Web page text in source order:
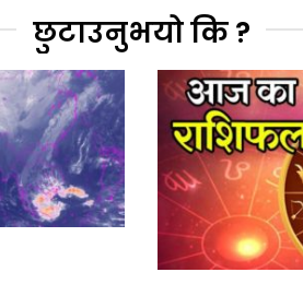
छुटाउनुभयो कि ?